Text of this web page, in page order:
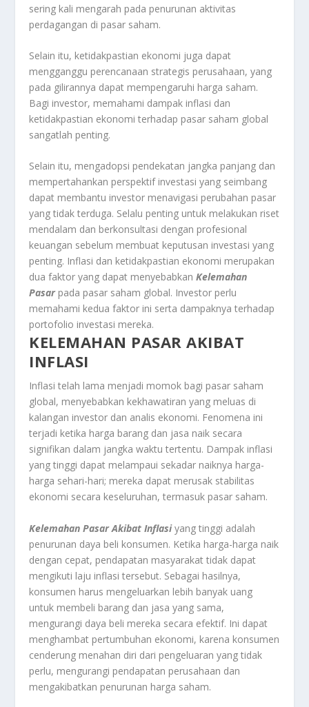
sering kali mengarah pada penurunan aktivitas
perdagangan di pasar saham.
Selain itu, ketidakpastian ekonomi juga dapat
mengganggu perencanaan strategis perusahaan, yang
pada gilirannya dapat mempengaruhi harga saham.
Bagi investor, memahami dampak inflasi dan
ketidakpastian ekonomi terhadap pasar saham global
sangatlah penting.
Selain itu, mengadopsi pendekatan jangka panjang dan
mempertahankan perspektif investasi yang seimbang
dapat membantu investor menavigasi perubahan pasar
yang tidak terduga. Selalu penting untuk melakukan riset
mendalam dan berkonsultasi dengan profesional
keuangan sebelum membuat keputusan investasi yang
penting. Inflasi dan ketidakpastian ekonomi merupakan
dua faktor yang dapat menyebabkanKelemahan
Pasarpada pasar saham global. Investor perlu
memahami kedua faktor ini serta dampaknya terhadap
portofolio investasi mereka.
KELEMAHAN PASAR AKIBAT
INFLASI
Inflasi telah lama menjadi momok bagi pasar saham
global, menyebabkan kekhawatiran yang meluas di
kalangan investor dan analis ekonomi. Fenomena ini
terjadi ketika harga barang dan jasa naik secara
signifikan dalam jangka waktu tertentu. Dampak inflasi
yang tinggi dapat melampaui sekadar naiknya harga-
harga sehari-hari; mereka dapat merusak stabilitas
ekonomi secara keseluruhan, termasuk pasar saham.
Kelemahan Pasar Akibat Inflasi yang tinggi adalah
penurunan daya beli konsumen. Ketika harga-harga naik
dengan cepat, pendapatan masyarakat tidak dapat
mengikuti laju inflasi tersebut. Sebagai hasilnya,
konsumen harus mengeluarkan lebih banyak uang
untuk membeli barang dan jasa yang sama,
mengurangi daya beli mereka secara efektif. Ini dapat
menghambat pertumbuhan ekonomi, karena konsumen
cenderung menahan diri dari pengeluaran yang tidak
perlu, mengurangi pendapatan perusahaan dan
mengakibatkan penurunan harga saham.